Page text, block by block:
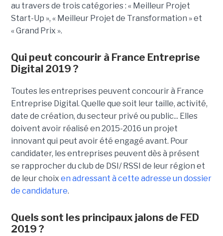
au travers de trois catégories : « Meilleur Projet
Start-Up », « Meilleur Projet de Transformation » et
« Grand Prix ».
Qui peut concourir à France Entreprise
Digital 2019 ?
Toutes les entreprises peuvent concourir à France
Entreprise Digital. Quelle que soit leur taille, activité,
date de création, du secteur privé ou public... Elles
doivent avoir réalisé en 2015-2016 un projet
innovant qui peut avoir été engagé avant. Pour
candidater, les entreprises peuvent dès à présent
se rapprocher du club de DSI/ RSSI de leur région et
de leur choix en adressant à cette adresse un dossier
de candidature.
Quels sont les principaux jalons de FED
2019 ?